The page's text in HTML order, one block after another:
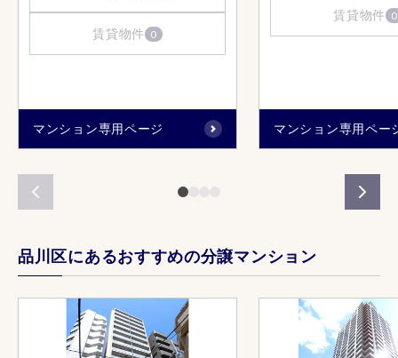
賃貸物件 0
マンション専用ページ
賃貸物件 0
マンション専用ペー
品川区にあるおすすめの分譲マンション